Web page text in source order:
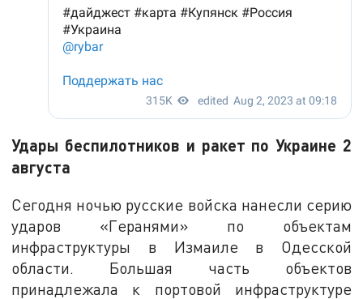
Удары беспилотников и ракет по Украине 2
августа
Сегодня ночью русские войска нанесли серию
ударов «Геранями» по объектам
инфраструктуры в Измаиле в Одесской
области. Большая часть объектов
принадлежала к портовой инфраструктуре